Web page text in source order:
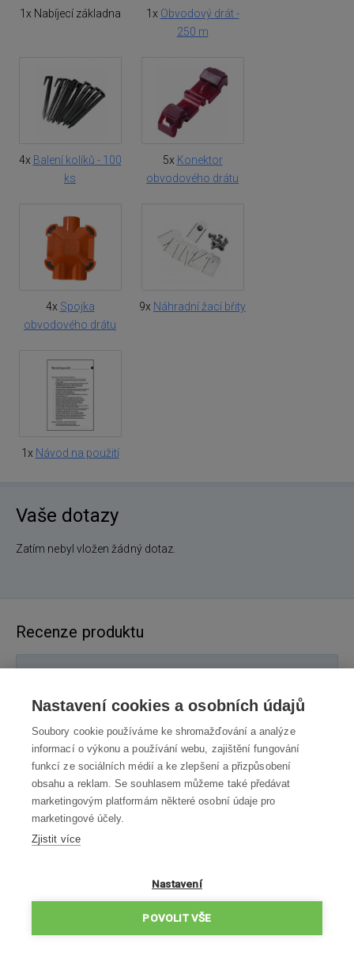
1x Nabíjecí základna 1x Obvodový drát -
250 m
4x Balení kolíků - 100
ks
5x Konektor
obvodového drátu
4x Spojka
obvodového drátu
9x Náhradní žací břity
1x Návod na použití
Vaše dotazy
Zatím nebyl vložen žádný dotaz.
Recenze produktu
60%
1 hodnocení
Nastavení cookies a osobních údajů
Soubory cookie používáme ke shromažďování a analýze
informací o výkonu a používání webu, zajištění fungování
funkcí ze sociálních médií a ke zlepšení a přizpůsobení
obsahu a reklam. Se souhlasem můžeme také předávat
marketingovým platformám některé osobní údaje pro
marketingové účely.
Zjistit více
Nastavení
POVOLIT VŠE